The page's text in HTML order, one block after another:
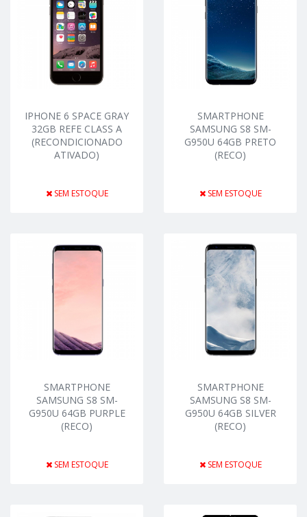
IPHONE 6 SPACE GRAY
32GB REFE CLASS A
(RECONDICIONADO
ATIVADO)
SEM ESTOQUE
SMARTPHONE
SAMSUNG S8 SM-
G950U 64GB PRETO
(RECO)
SEM ESTOQUE
SMARTPHONE
SAMSUNG S8 SM-
G950U 64GB PURPLE
(RECO)
SEM ESTOQUE
SMARTPHONE
SAMSUNG S8 SM-
G950U 64GB SILVER
(RECO)
SEM ESTOQUE